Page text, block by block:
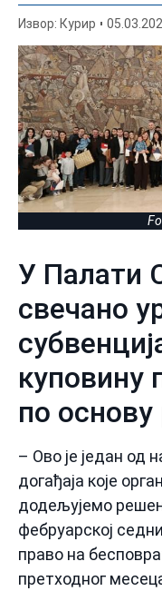
Извор: Курир
У Палати
свечано
куповину
по
– Ово је један од
догађаја које
додељујемо
фебруарској
право на
претходног